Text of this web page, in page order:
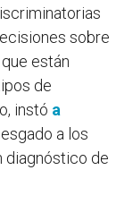
sobre
están
de
instó a
a los
diagnóstico de